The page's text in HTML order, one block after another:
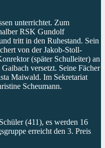
unterrichtet. Zum
RSK Gundolf
tritt in den Ruhestand. Sein
von der Jakob-Stoll-
(später Schulleiter) an
versetzt. Seine Fächer
Maiwald. Im Sekretariat
Scheumann.
(411), es werden 16
erreicht den 3. Preis